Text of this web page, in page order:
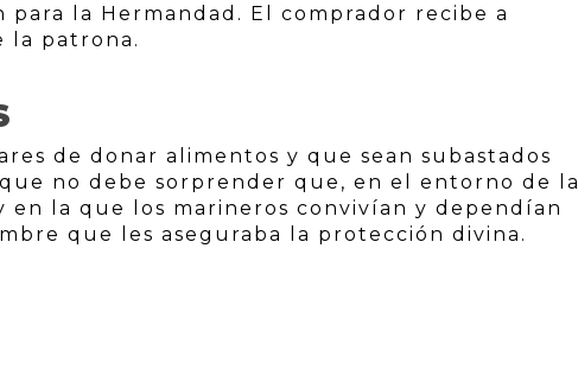
para la Hermandad. El comprador recibe a
la patrona.
de donar alimentos y que sean subastados
no debe sorprender que, en el entorno de la
en la que los marineros convivían y dependían
que les aseguraba la protección divina.